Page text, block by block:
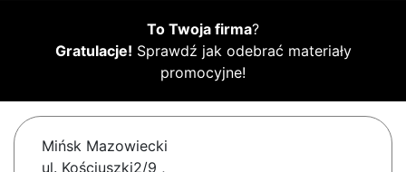
To Twoja firma?
Gratulacje! Sprawdź jak odebrać materiały
promocyjne!
Mińsk Mazowiecki
ul. Kościuszki2/9 ,